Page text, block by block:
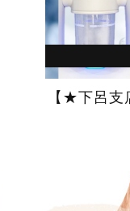
【★下呂